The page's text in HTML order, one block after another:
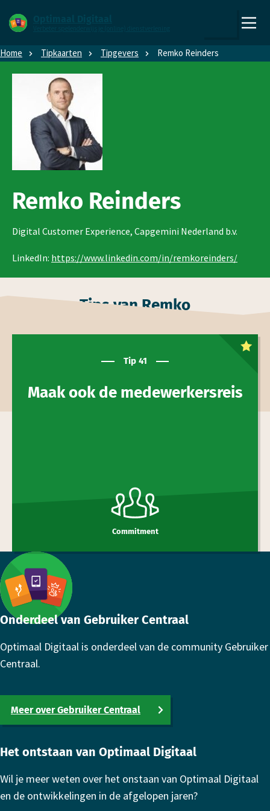
naar
de
homepage
Home Tipkaarten Tipgevers Remko Reinders
Remko Reinders
Digital Customer Experience, Capgemini Nederland b.v.
LinkedIn: https://www.linkedin.com/in/remkoreinders/
Tips van Remko
Dit is een
Tip 41
Maak ook de medewerkers­reis
Commitment
Footer
Onderdeel van Gebruiker Centraal
Optimaal Digitaal is onderdeel van de community Gebruiker
Centraal.
Meer over Gebruiker Centraal
Het ontstaan van Optimaal Digitaal
Wil je meer weten over het onstaan van Optimaal Digitaal
en de ontwikkelingen in de afgelopen jaren?